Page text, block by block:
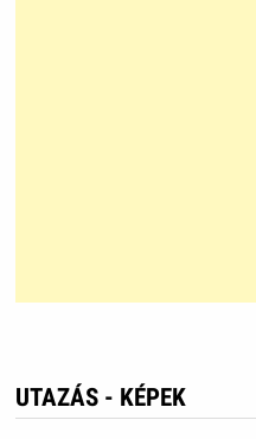
UTAZÁS - KÉPEK